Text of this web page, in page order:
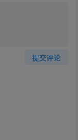
提交评论